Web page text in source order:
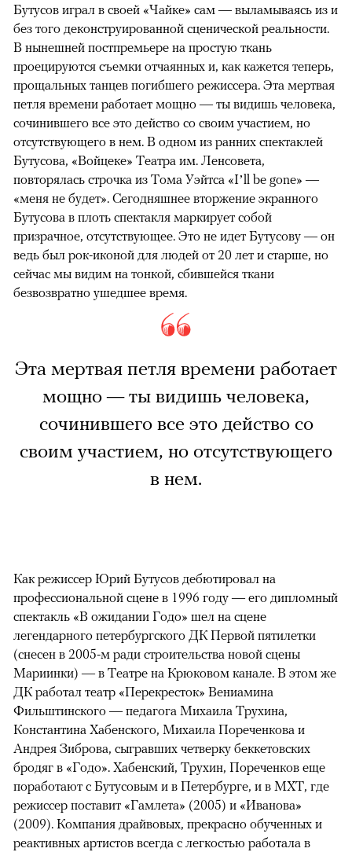
Бутусов играл в своей «Чайке» сам — выламываясь из и
без того деконструированной сценической реальности.
В нынешней постпремьере на простую ткань
проецируются съемки отчаянных и, как кажется теперь,
прощальных танцев погибшего режиссера. Эта мертвая
петля времени работает мощно — ты видишь человека,
сочинившего все это действо со своим участием, но
отсутствующего в нем. В одном из ранних спектаклей
Бутусова, «Войцеке» Театра им. Ленсовета,
повторялась строчка из Тома Уэйтса «I’ll be gone» —
«меня не будет». Сегодняшнее вторжение экранного
Бутусова в плоть спектакля маркирует собой
призрачное, отсутствующее. Это не идет Бутусову — он
ведь был рок-иконой для людей от 20 лет и старше, но
сейчас мы видим на тонкой, сбившейся ткани
безвозвратно ушедшее время.
Эта мертвая петля времени работает
мощно — ты видишь человека,
сочинившего все это действо со
своим участием, но отсутствующего
в нем.
Как режиссер Юрий Бутусов дебютировал на
профессиональной сцене в 1996 году — его дипломный
спектакль «В ожидании Годо» шел на сцене
легендарного петербургского ДК Первой пятилетки
(снесен в 2005-м ради строительства новой сцены
Мариинки) — в Театре на Крюковом канале. В этом же
ДК работал театр «Перекресток» Вениамина
Фильштинского — педагога Михаила Трухина,
Константина Хабенского, Михаила Пореченкова и
Андрея Зиброва, сыгравших четверку беккетовских
бродяг в «Годо». Хабенский, Трухин, Пореченков еще
поработают с Бутусовым и в Петербурге, и в МХТ, где
режиссер поставит «Гамлета» (2005) и «Иванова»
(2009). Компания драйвовых, прекрасно обученных и
реактивных артистов всегда с легкостью работала в